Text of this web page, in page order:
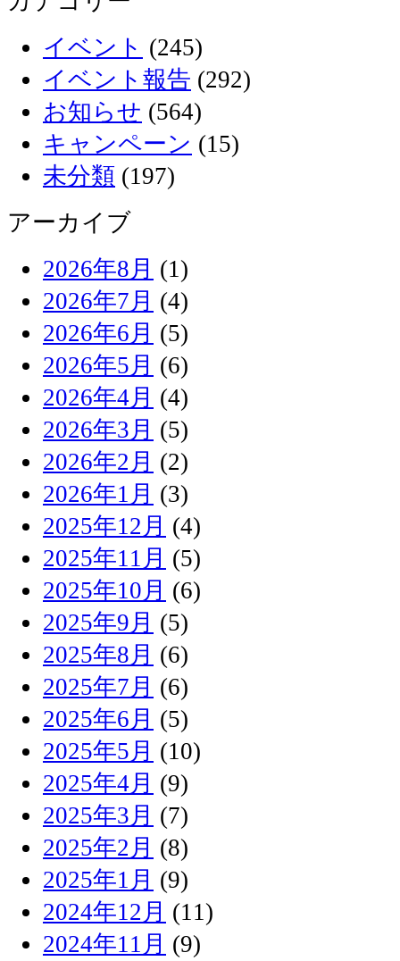
イベント (245)
イベント報告 (292)
お知らせ (564)
キャンペーン (15)
未分類 (197)
アーカイブ
2026年8月 (1)
2026年7月 (4)
2026年6月 (5)
2026年5月 (6)
2026年4月 (4)
2026年3月 (5)
2026年2月 (2)
2026年1月 (3)
2025年12月 (4)
2025年11月 (5)
2025年10月 (6)
2025年9月 (5)
2025年8月 (6)
2025年7月 (6)
2025年6月 (5)
2025年5月 (10)
2025年4月 (9)
2025年3月 (7)
2025年2月 (8)
2025年1月 (9)
2024年12月 (11)
2024年11月 (9)